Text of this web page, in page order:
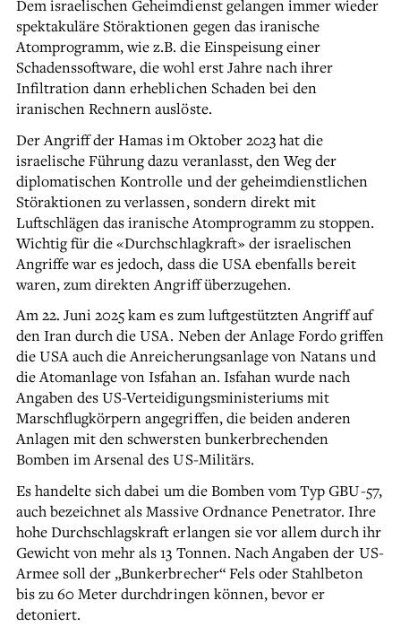
Dem israelischen Geheimdienst gelangen immer wieder
spektakuläre Störaktionen gegen das iranische
Atomprogramm, wie z.B. die Einspeisung einer
Schadenssoftware, die wohl erst Jahre nach ihrer
Infiltration dann erheblichen Schaden bei den
iranischen Rechnern auslöste.
Der Angriff der Hamas im Oktober 2023 hat die
israelische Führung dazu veranlasst, den Weg der
diplomatischen Kontrolle und der geheimdienstlichen
Störaktionen zu verlassen, sondern direkt mit
Luftschlägen das iranische Atomprogramm zu stoppen.
Wichtig für die «Durchschlagkraft» der israelischen
Angriffe war es jedoch, dass die USA ebenfalls bereit
waren, zum direkten Angriff überzugehen.
Am 22. Juni 2025 kam es zum luftgestützten Angriff auf
den Iran durch die USA. Neben der Anlage Fordo griffen
die USA auch die Anreicherungsanlage von Natans und
die Atomanlage von Isfahan an. Isfahan wurde nach
Angaben des US-Verteidigungsministeriums mit
Marschflugkörpern angegriffen, die beiden anderen
Anlagen mit den schwersten bunkerbrechenden
Bomben im Arsenal des US-Militärs.
Es handelte sich dabei um die Bomben vom Typ GBU-57,
auch bezeichnet als Massive Ordnance Penetrator. Ihre
hohe Durchschlagskraft erlangen sie vor allem durch ihr
Gewicht von mehr als 13 Tonnen. Nach Angaben der US-
Armee soll der „Bunkerbrecher“ Fels oder Stahlbeton
bis zu 60 Meter durchdringen können, bevor er
detoniert.